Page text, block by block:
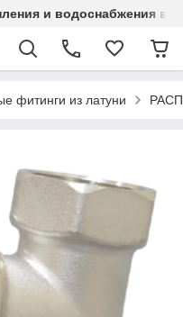
и водоснабжения в
фитинги из латуни